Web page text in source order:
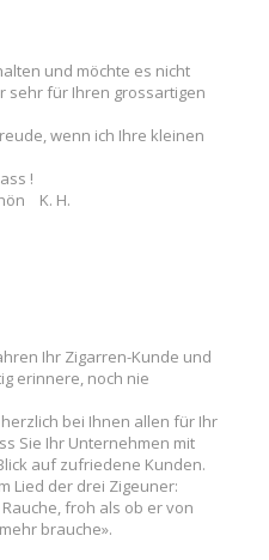
und möchte es nicht
sehr für Ihren grossartigen
wenn ich Ihre kleinen
!
K. H.
Ihr Zigarren-Kunde und
erinnere, noch nie
bei Ihnen allen für Ihr
Sie Ihr Unternehmen mit
auf zufriedene Kunden.
Lied der drei Zigeuner:
froh als ob er von
brauche».